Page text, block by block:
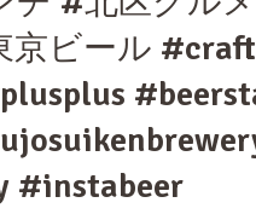
京ビール
#instabeer